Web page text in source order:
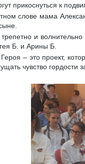
прикоснуться к
слове мама
и
Б. и Арины Б.
– это проект,
чувство гордости